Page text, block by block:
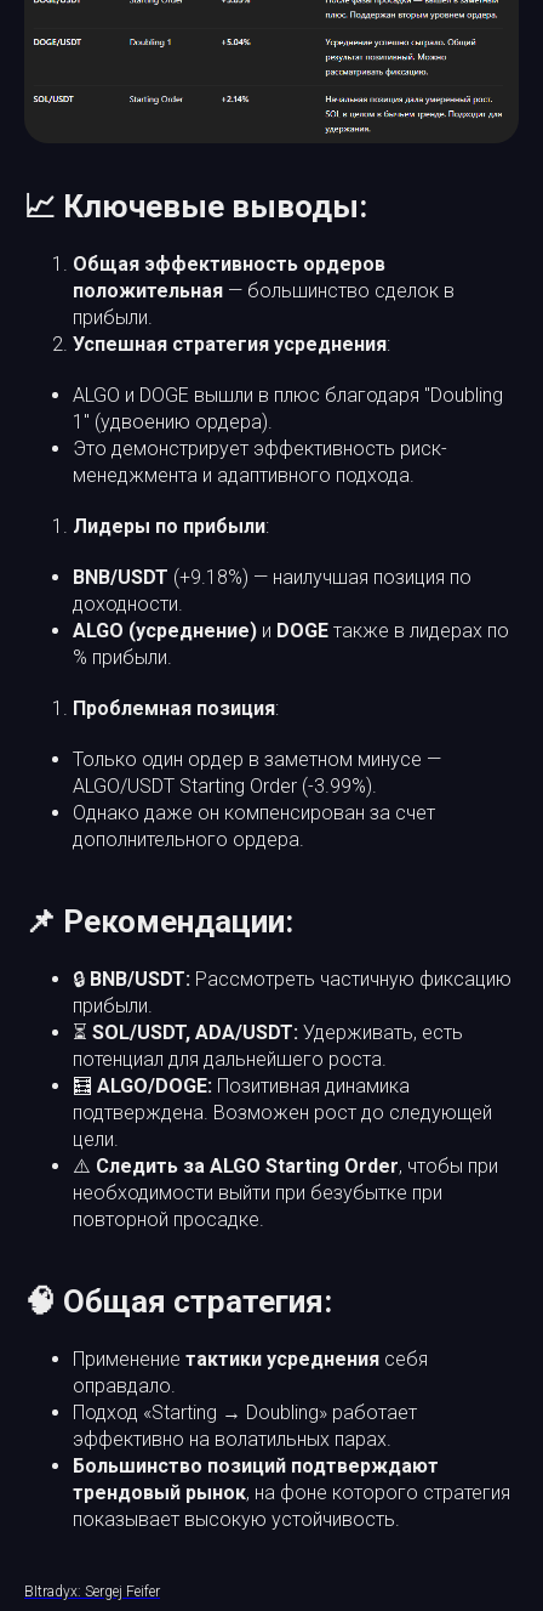
📈 Ключевые выводы:
Общая эффективность ордеров
положительная — большинство сделок в
прибыли.
Успешная стратегия усреднения:
ALGO и DOGE вышли в плюс благодаря "Doubling
1" (удвоению ордера).
Это демонстрирует эффективность риск-
менеджмента и адаптивного подхода.
Лидеры по прибыли:
BNB/USDT (+9.18%) — наилучшая позиция по
доходности.
ALGO (усреднение) и DOGE также в лидерах по
% прибыли.
Проблемная позиция:
Только один ордер в заметном минусе —
ALGO/USDT Starting Order (-3.99%).
Однако даже он компенсирован за счет
дополнительного ордера.
📌 Рекомендации:
🔒 BNB/USDT: Рассмотреть частичную фиксацию
прибыли.
⏳ SOL/USDT, ADA/USDT: Удерживать, есть
потенциал для дальнейшего роста.
🧮 ALGO/DOGE: Позитивная динамика
подтверждена. Возможен рост до следующей
цели.
⚠️ Следить за ALGO Starting Order, чтобы при
необходимости выйти при безубытке при
повторной просадке.
🧠 Общая стратегия:
Применение тактики усреднения себя
оправдало.
Подход «Starting → Doubling» работает
эффективно на волатильных парах.
Большинство позиций подтверждают
трендовый рынок, на фоне которого стратегия
показывает высокую устойчивость.
BItradyx: Sergej Feifer